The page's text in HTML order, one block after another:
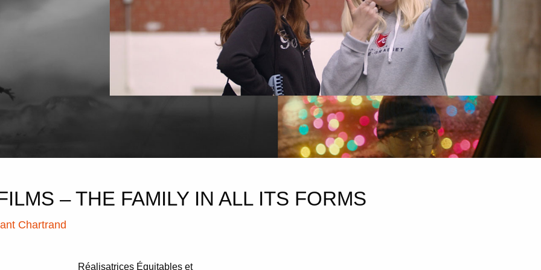
– THE FAMILY IN ALL ITS FORMS
Chartrand
Réalisatrices Équitables et